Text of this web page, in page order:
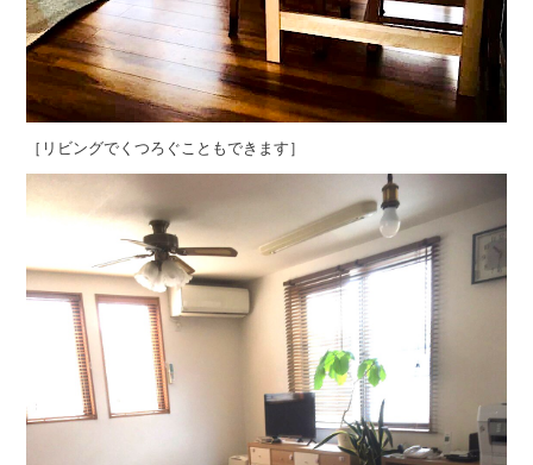
［リビングでくつろぐこともできます］